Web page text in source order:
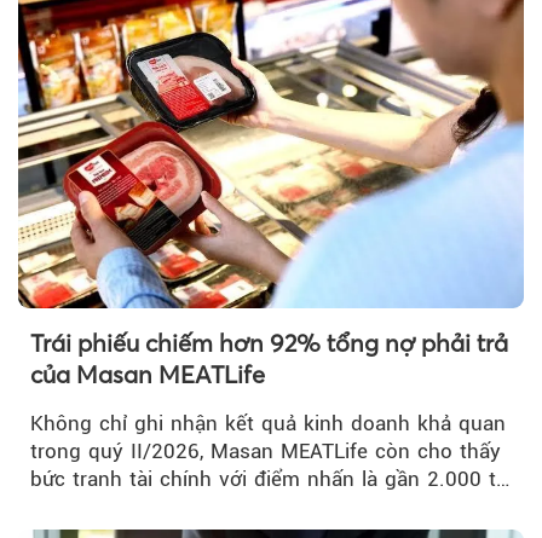
Trái phiếu chiếm hơn 92% tổng nợ phải trả
của Masan MEATLife
Không chỉ ghi nhận kết quả kinh doanh khả quan
trong quý II/2026, Masan MEATLife còn cho thấy
bức tranh tài chính với điểm nhấn là gần 2.000 tỷ